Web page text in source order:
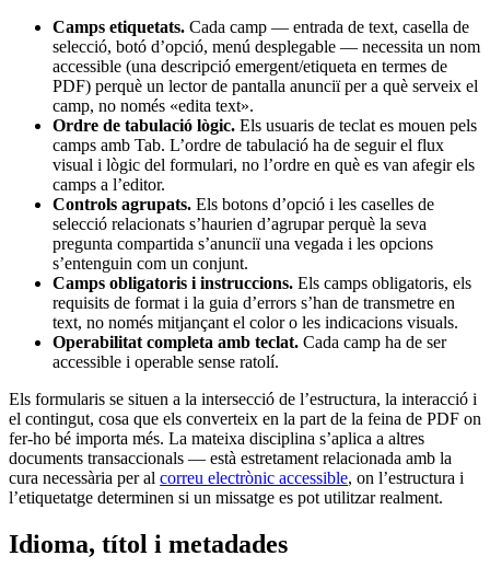
Camps etiquetats. Cada camp — entrada de text, casella de
selecció, botó d’opció, menú desplegable — necessita un nom
accessible (una descripció emergent/etiqueta en termes de
PDF) perquè un lector de pantalla anunciï per a què serveix el
camp, no només «edita text».
Ordre de tabulació lògic. Els usuaris de teclat es mouen pels
camps amb Tab. L’ordre de tabulació ha de seguir el flux
visual i lògic del formulari, no l’ordre en què es van afegir els
camps a l’editor.
Controls agrupats. Els botons d’opció i les caselles de
selecció relacionats s’haurien d’agrupar perquè la seva
pregunta compartida s’anunciï una vegada i les opcions
s’entenguin com un conjunt.
Camps obligatoris i instruccions. Els camps obligatoris, els
requisits de format i la guia d’errors s’han de transmetre en
text, no només mitjançant el color o les indicacions visuals.
Operabilitat completa amb teclat. Cada camp ha de ser
accessible i operable sense ratolí.
Els formularis se situen a la intersecció de l’estructura, la interacció i
el contingut, cosa que els converteix en la part de la feina de PDF on
fer-ho bé importa més. La mateixa disciplina s’aplica a altres
documents transaccionals — està estretament relacionada amb la
cura necessària per al correu electrònic accessible, on l’estructura i
l’etiquetatge determinen si un missatge es pot utilitzar realment.
Idioma, títol i metadades